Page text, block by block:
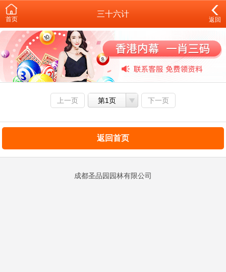
首页
三十六计
返回
上一页 第1页 下一页
返回首页
成都圣品园园林有限公司